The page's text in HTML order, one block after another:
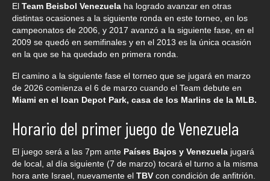
El Team Beisbol Venezuela ha logrado avanzar en otras
distintas ocasiones a la siguiente ronda en este torneo, en los
campeonatos de 2006, y 2017 avanzó a la siguiente fase, en el
2009 se quedó en semifinales y en el 2013 es la única ocasión
en la que se ha quedado en primera ronda.
El camino a la siguiente fase el torneo que se jugará en marzo
de 2026 comienza el 6 de marzo cuando el Team debute en
Miami en el Ioan Depot Park, casa de los Marlins de la MLB.
Horario del primer juego de Venezuela
El juego será a las 7pm ante Países Bajos y Venezuela jugará
de local, al día siguiente (7 de marzo) tocará el turno a la misma
hora ante Israel, nuevamente el TBV con condición de anfitrión.